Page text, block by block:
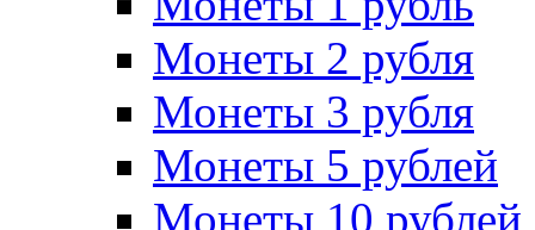
Монеты 2 рубля
Монеты 3 рубля
Монеты 5 рублей
Монеты 10 рублей